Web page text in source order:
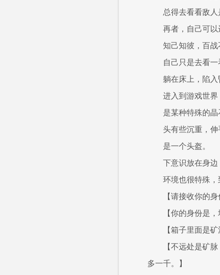
总得去看看敌人
再者，自己可
知己知彼，百战
自己只是去看
躺在床上，陷
进入到游戏世
是某种特殊的
头有些沉重，
是一个头盔。
下意识放在身
环境也很特殊
【请接收你的
【你的身份是
【箱子里面是
【不远处是矿
多一千。】